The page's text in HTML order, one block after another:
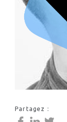
Partagez :